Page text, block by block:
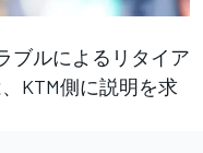
ブルによるリタイア
KTM側に説明を求